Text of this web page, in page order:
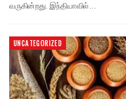
வருகின்றது. இந்தியாவில்…
UNCATEGORIZED